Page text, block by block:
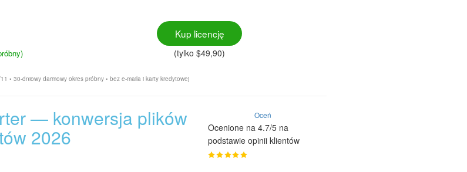
Kup licencję
(tylko $49,90)
• 30-dniowy darmowy okres próbny • bez e-maila i karty kredytowej
— konwersja plików
2026
Oceń
Ocenione na 4.7/5 na
podstawie opinii klientów